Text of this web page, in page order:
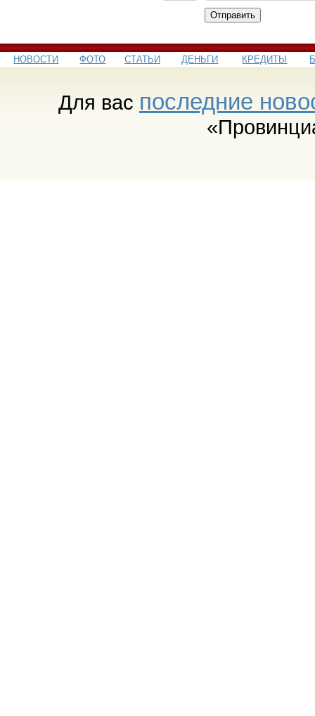
Отправить
НОВОСТИ ФОТО СТАТЬИ ДЕНЬГИ КРЕДИТЫ
Для вас последние